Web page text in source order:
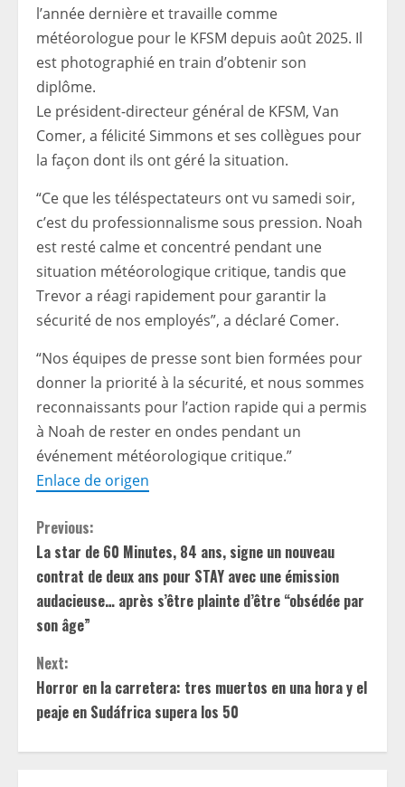
l’année dernière et travaille comme
météorologue pour le KFSM depuis août 2025. Il
est photographié en train d’obtenir son
diplôme.
Le président-directeur général de KFSM, Van
Comer, a félicité Simmons et ses collègues pour
la façon dont ils ont géré la situation.
“Ce que les téléspectateurs ont vu samedi soir,
c’est du professionnalisme sous pression. Noah
est resté calme et concentré pendant une
situation météorologique critique, tandis que
Trevor a réagi rapidement pour garantir la
sécurité de nos employés”, a déclaré Comer.
“Nos équipes de presse sont bien formées pour
donner la priorité à la sécurité, et nous sommes
reconnaissants pour l’action rapide qui a permis
à Noah de rester en ondes pendant un
événement météorologique critique.”
Enlace de origen
C
o
n
t
i
n
u
Previous:
La star de 60 Minutes, 84 ans, signe un nouveau
contrat de deux ans pour STAY avec une émission
audacieuse… après s’être plainte d’être “obsédée par
son âge”
Next:
Horror en la carretera: tres muertos en una hora y el
peaje en Sudáfrica supera los 50